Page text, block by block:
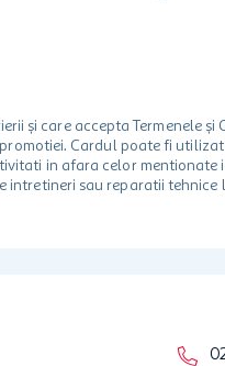
și care accepta Termenele
Cardul poate fi
in afara celor mentionate
sau reparatii